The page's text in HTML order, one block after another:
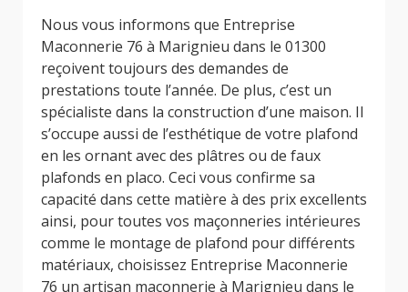
Nous vous informons que Entreprise
Maconnerie 76 à Marignieu dans le 01300
reçoivent toujours des demandes de
prestations toute l’année. De plus, c’est un
spécialiste dans la construction d’une maison. Il
s’occupe aussi de l’esthétique de votre plafond
en les ornant avec des plâtres ou de faux
plafonds en placo. Ceci vous confirme sa
capacité dans cette matière à des prix excellents
ainsi, pour toutes vos maçonneries intérieures
comme le montage de plafond pour différents
matériaux, choisissez Entreprise Maconnerie
76 un artisan maçonnerie à Marignieu dans le